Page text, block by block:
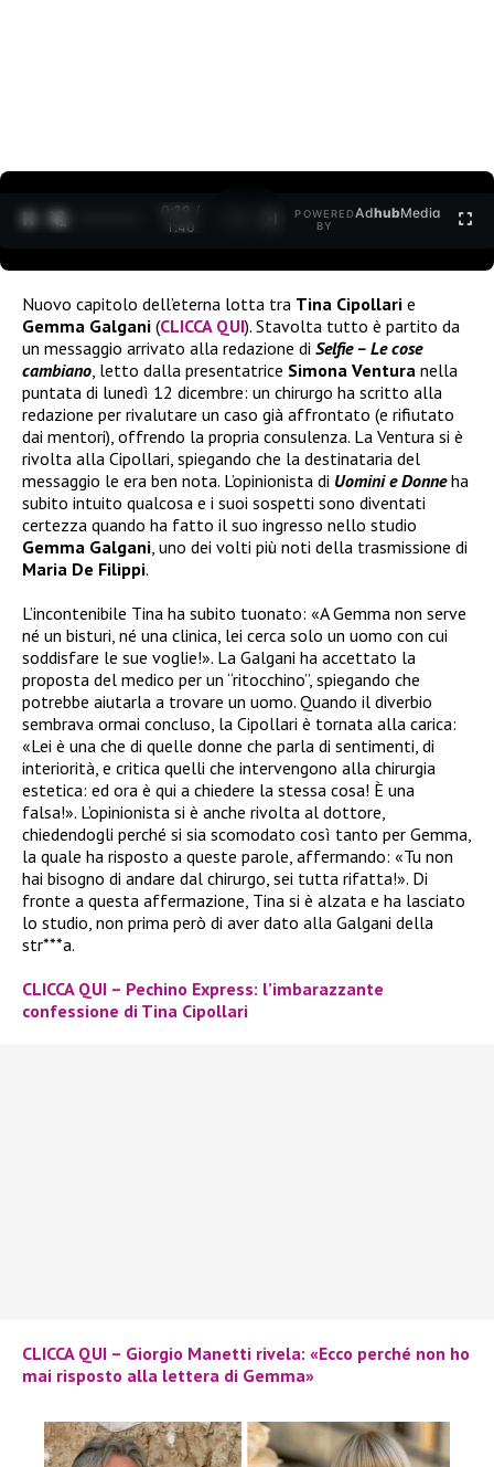
0:30 /
1:40
POWERED
BY
AdhubMedia
Nuovo capitolo dell’eterna lotta tra Tina Cipollari e
Gemma Galgani (CLICCA QUI). Stavolta tutto è partito da
un messaggio arrivato alla redazione di Selfie – Le cose
cambiano , letto dalla presentatrice Simona Ventura nella
puntata di lunedì 12 dicembre: un chirurgo ha scritto alla
redazione per rivalutare un caso già affrontato (e rifiutato
dai mentori), offrendo la propria consulenza. La Ventura si è
rivolta alla Cipollari, spiegando che la destinataria del
messaggio le era ben nota. L’opinionista di Uomini e Donneha
subito intuito qualcosa e i suoi sospetti sono diventati
certezza quando ha fatto il suo ingresso nello studio
Gemma Galgani , uno dei volti più noti della trasmissione di
Maria De Filippi.
L’incontenibile Tina ha subito tuonato: «A Gemma non serve
né un bisturi, né una clinica, lei cerca solo un uomo con cui
soddisfare le sue voglie!». La Galgani ha accettato la
proposta del medico per un “ritocchino”, spiegando che
potrebbe aiutarla a trovare un uomo. Quando il diverbio
sembrava ormai concluso, la Cipollari è tornata alla carica:
«Lei è una che di quelle donne che parla di sentimenti, di
interiorità, e critica quelli che intervengono alla chirurgia
estetica: ed ora è qui a chiedere la stessa cosa! È una
falsa!». L’opinionista si è anche rivolta al dottore,
chiedendogli perché si sia scomodato così tanto per Gemma,
la quale ha risposto a queste parole, affermando: «Tu non
hai bisogno di andare dal chirurgo, sei tutta rifatta!». Di
fronte a questa affermazione, Tina si è alzata e ha lasciato
lo studio, non prima però di aver dato alla Galgani della
str***a.
CLICCA QUI – Pechino Express: l’imbarazzante
confessione di Tina Cipollari
CLICCA QUI – Giorgio Manetti rivela: «Ecco perché non ho
mai risposto alla lettera di Gemma»